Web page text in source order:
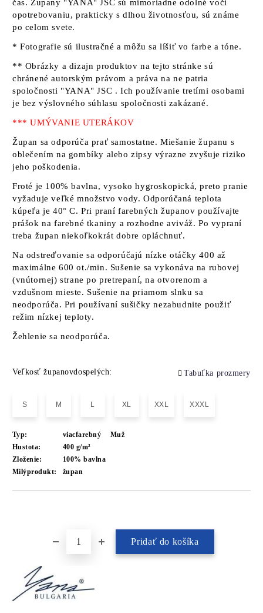
čas. Župany "YANA" JSC sú mimoriadne odolné voči
opotrebovaniu, prakticky s dlhou životnosťou, sú známe
po celom svete.
* Fotografie sú ilustračné a môžu sa líšiť vo farbe a tóne.
** Obrázky a dizajn produktov na tejto stránke sú
chránené autorským právom a práva na ne patria
spoločnosti "YANA" JSC . Ich používanie tretími osobami
je bez výslovného súhlasu spoločnosti zakázané.
*** UMÝVANIE UTERÁKOV
Župan sa odporúča prať samostatne. Miešanie županu s
oblečením na gombíky alebo zipsy výrazne zvyšuje riziko
jeho poškodenia.
Froté je 100% bavlna, vysoko hygroskopická, preto pranie
vyžaduje veľké množstvo vody. Odporúčaná teplota
kúpeľa je 40° C. Pri praní farebných županov používajte
prášok na farebné tkaniny a rozhodne aviváž. Po vypraní
treba župan niekoľkokrát dobre opláchnuť.
Na odstreďovanie sa odporúčajú nízke otáčky 400 až
maximálne 600 ot./min. Sušenie sa vykonáva na rubovej
(vnútornej) strane po pretrepaní, na otvorenom a
vzdušnom mieste. Sušenie na priamom slnku sa
neodporúča. Pri používaní sušičky nezabudnite použiť
režim nízkej teploty.
Žehlenie sa neodporúča.
Veľkosť županovdospelých: Tabuľka prozmery
S M L XL XXL XXXL
Typ: viacfarebný
Muž
Hustota:
400 g/m²
Zloženie:
100% bavlna
Milýprodukt:
župan